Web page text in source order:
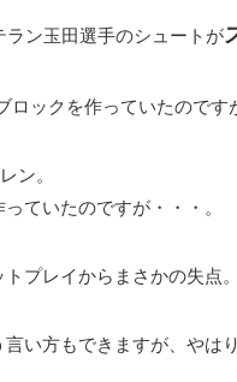
ラン玉田選手のシュートが
ックを作っていたので
ン。
ていたのですが・・・。
プレイからまさかの失点
言い方もできますが、や